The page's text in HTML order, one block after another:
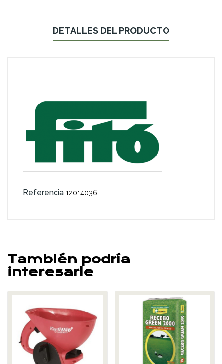
DETALLES DEL PRODUCTO
Referencia 12014036
También podría
interesarle